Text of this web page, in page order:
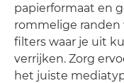
papierformaat en
rommelige randen
filters waar je uit
verrijken. Zorg
het juiste